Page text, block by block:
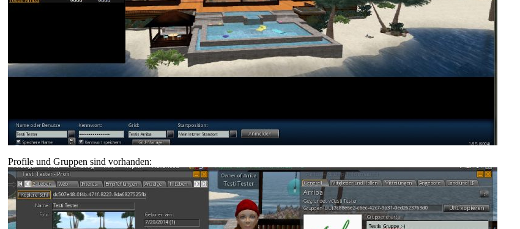
Profile und Gruppen sind vorhanden: